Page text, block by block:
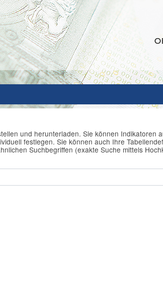
und herunterladen. Sie können Indikatoren
festlegen. Sie können auch Ihre
Suchbegriffen (exakte Suche mittels